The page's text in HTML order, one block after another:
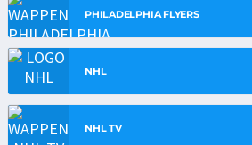
PHILADELPHIA FLYERS
NHL
NHL TV